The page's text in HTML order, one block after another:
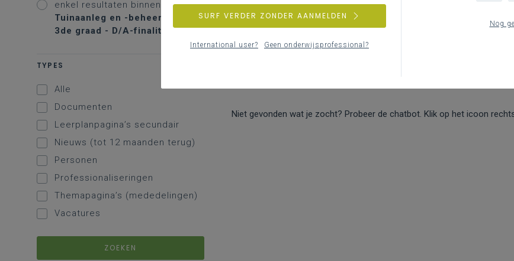
enkel resultaten binnen
Tuinaanleg en -beheer S -
3de graad - D/A-finaliteit
TYPES
Alle
Documenten
Leerplanpagina’s secundair
Nieuws (tot 12 maanden terug)
Personen
Professionaliseringen
Themapagina’s (mededelingen)
Vacatures
ZOEKEN
Niet gevonden wat je zocht? Probeer de chatbot. Klik op het icoon
Nog
SURF VERDER ZONDER AANMELDEN
International user? Geen onderwijsprofessional?